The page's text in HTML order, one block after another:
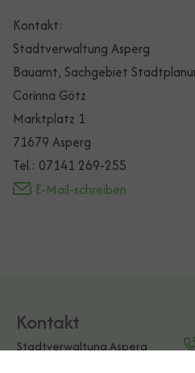
Kontakt:
Stadtverwaltung Asperg
Bauamt, Sachgebiet
Corinna Götz
Marktplatz 1
71679 Asperg
Tel.: 07141 269-255
E-Mail-schreiben
Kontakt
Stadtverwaltung Asperg